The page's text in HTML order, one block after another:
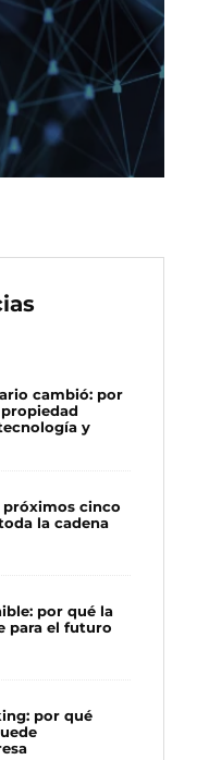
cambió: por
y
próximos cinco
la cadena
por qué la
para el futuro
por qué